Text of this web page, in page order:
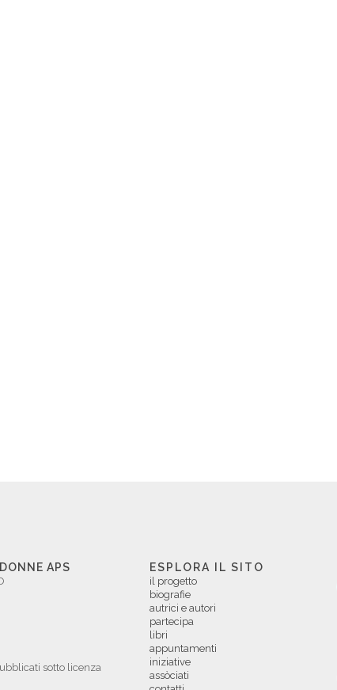
APS
sotto licenza
ESPLORA IL SITO
il progetto
biografie
autrici e autori
partecipa
libri
appuntamenti
iniziative
assòciati